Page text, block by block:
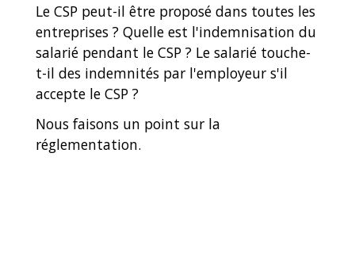
Le CSP peut-il être proposé dans toutes les
entreprises ? Quelle est l'indemnisation du
salarié pendant le CSP ? Le salarié touche-
t-il des indemnités par l'employeur s'il
accepte le CSP ?
Nous faisons un point sur la
réglementation.